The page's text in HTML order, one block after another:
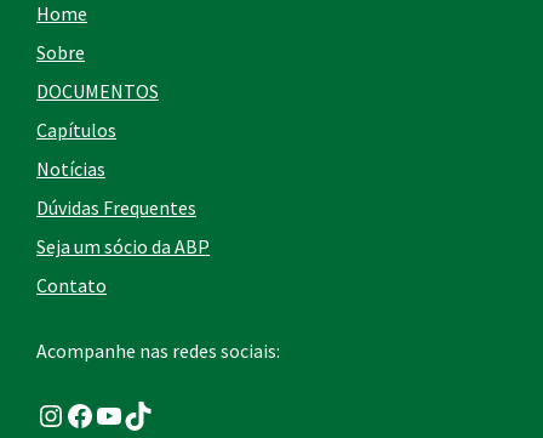
Home
Sobre
DOCUMENTOS
Capítulos
Notícias
Dúvidas Frequentes
Seja um sócio da ABP
Contato
Acompanhe nas redes sociais:
Instagram
Facebook
Youtube
TikTok